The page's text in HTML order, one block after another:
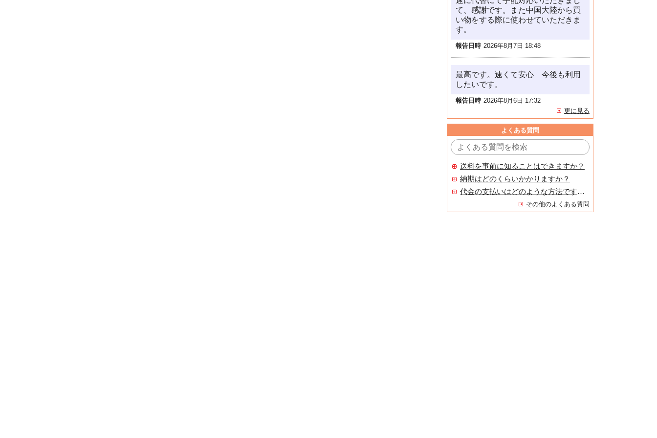
て、感謝です。また中国大陸から買
い物をする際に使わせていただきま
す。
報告日時 2026年8月7日 18:48
最高です。速くて安心 今後も利用
したいです。
報告日時 2026年8月6日 17:32
更に見る
よくある質問
送料を事前に知ることはできますか？
納期はどのくらいかかりますか？
代金の支払いはどのような方法ですか？
その他のよくある質問